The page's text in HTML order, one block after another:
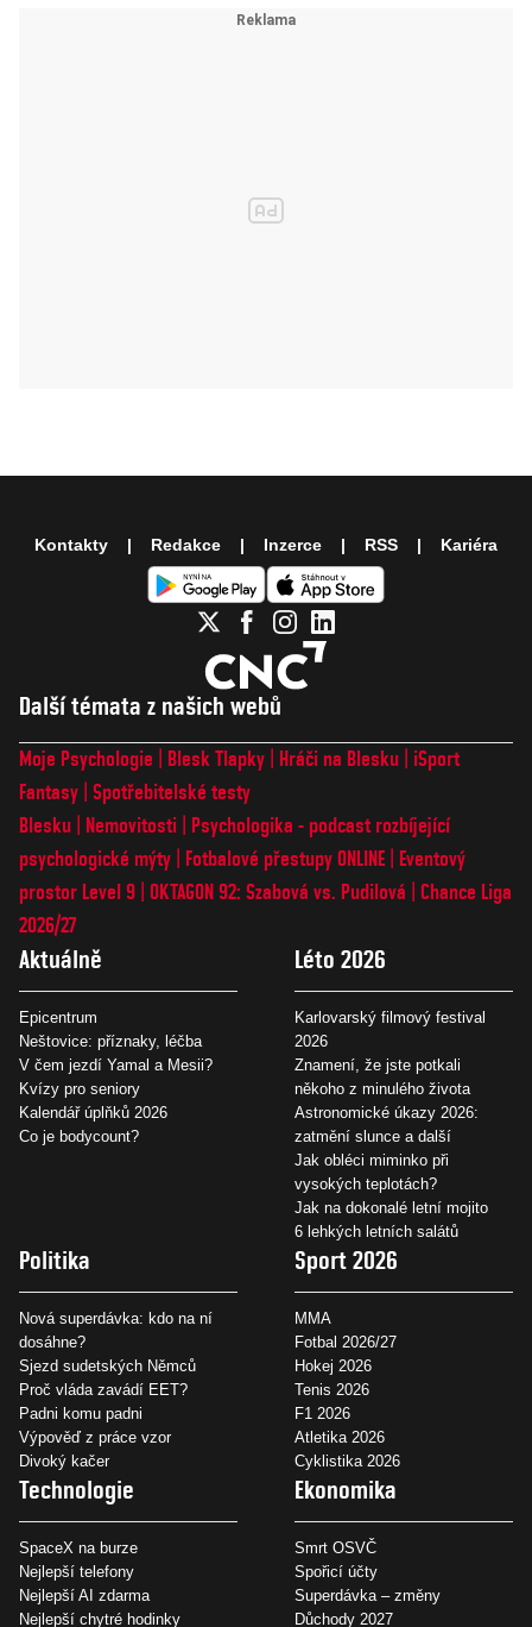
Další témata z našich webů
Moje Psychologie Blesk Tlapky Hráči na Blesku
iSport
Fantasy Spotřebitelské testy
Blesku
Nemovitosti
Psychologika - podcast rozbíjející
psychologické mýty
Fotbalové přestupy ONLINE
Eventový
prostor Level 9 OKTAGON 92: Szabová vs. Pudilová
Chance Liga
2026/27
Aktuálně
Epicentrum
Neštovice: příznaky, léčba
V čem jezdí Yamal a Mesii?
Kvízy pro seniory
Kalendář úplňků 2026
Co je bodycount?
Léto 2026
Karlovarský filmový festival
2026
Znamení, že jste potkali
někoho z minulého života
Astronomické úkazy 2026:
zatmění slunce a další
Jak obléci miminko při
vysokých teplotách?
Jak na dokonalé letní mojito
6 lehkých letních salátů
Politika
Nová superdávka: kdo na ní
dosáhne?
Sjezd sudetských Němců
Proč vláda zavádí EET?
Padni komu padni
Výpověď z práce vzor
Divoký kačer
Sport 2026
MMA
Fotbal 2026/27
Hokej 2026
Tenis 2026
F1 2026
Atletika 2026
Cyklistika 2026
Technologie
SpaceX na burze
Nejlepší telefony
Nejlepší AI zdarma
Nejlepší chytré hodinky
Ekonomika
Smrt OSVČ
Spořicí účty
Superdávka – změny
Důchody 2027
Kontakty Redakce Inzerce RSS Kariéra